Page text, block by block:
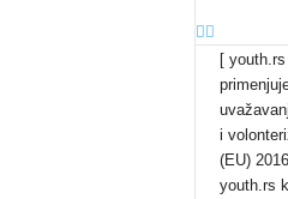
[
i
(EU)
youth.rs